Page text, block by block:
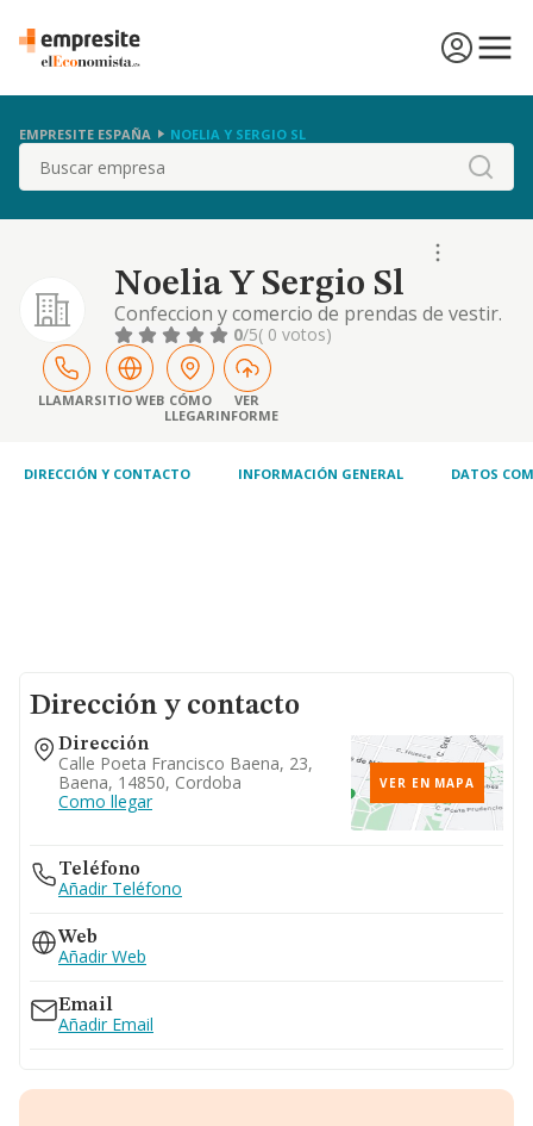
EMPRESITE ESPAÑA NOELIA Y SERGIO SL
Buscar
Noelia Y Sergio Sl
Confeccion y comercio de prendas de vestir.
0/5( 0 votos)
LLAMARSITIO WEB CÓMO
LLEGAR
VER
INFORME
DIRECCIÓN Y CONTACTO INFORMACIÓN GENERAL DATOS
Dirección y contacto
Dirección
Calle Poeta Francisco Baena, 23,
Baena, 14850, Cordoba
Como llegar
VER EN MAPA
Teléfono
Añadir Teléfono
Web
Añadir Web
Email
Añadir Email